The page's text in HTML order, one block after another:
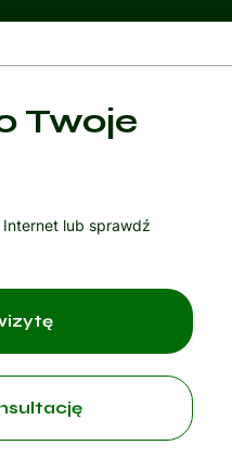
Twoje
lub sprawdź